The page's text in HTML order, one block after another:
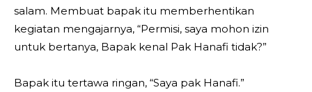
salam. Membuat bapak itu memberhentikan
kegiatan mengajarnya, “Permisi, saya mohon izin
untuk bertanya, Bapak kenal Pak Hanafi tidak?”
Bapak itu tertawa ringan, “Saya pak Hanafi.”